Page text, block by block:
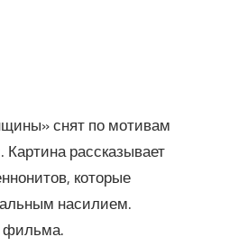
снят по мотивам
рассказывает
которые
насилием.
фильма.